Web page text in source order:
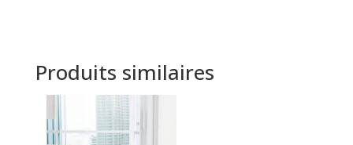
Produits similaires